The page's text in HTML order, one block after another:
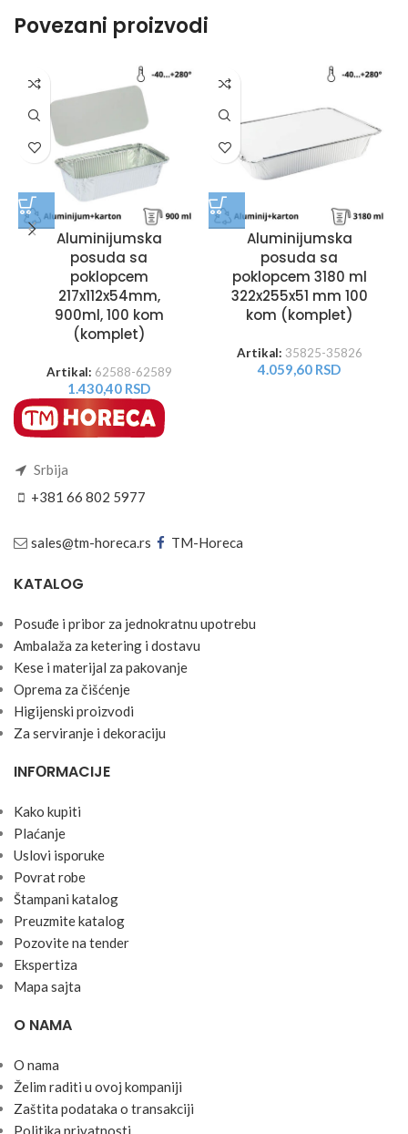
Povezani proizvodi
Aluminijumska
posuda sa
poklopcem
217x112x54mm,
900ml, 100 kom
(komplet)
Artikal: 62588-62589
1.430,40 RSD
Aluminijumska
posuda sa
poklopcem 3180 ml
322x255x51 mm 100
kom (komplet)
Artikal: 35825-35826
4.059,60 RSD
Srbija
+381 66 802 5977
sales@tm-horeca.rs TM-Horeca
KATALOG
Posuđe i pribor za jednokratnu upotrebu
Ambalaža za ketering i dostavu
Kese i materijal za pakovanje
Oprema za čišćenje
Higijenski proizvodi
Za serviranje i dekoraciju
INFОRMACIJE
Kako kupiti
Plaćanje
Uslоvi ispоruke
Pоvrat rоbe
Štampani katalog
Preuzmite katalog
Pozovite na tender
Ekspertiza
Mapa sajta
O NAMA
O nama
Želim raditi u ovoj kompaniji
Zaštita podataka o transakciji
Politika privatnosti